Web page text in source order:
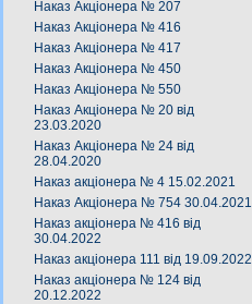
Наказ Акціонера № 207
Наказ Акціонера № 416
Наказ Акціонера № 417
Наказ Акціонера № 450
Наказ Акціонера № 550
Наказ Акціонера № 20 від
23.03.2020
Наказ Акціонера № 24 від
28.04.2020
Наказ акціонера № 4 15.02.2021
Наказ Акціонера № 754 30.04.2021
Наказ акціонера № 416 від
30.04.2022
Наказ акціонера 111 від 19.09.2022
Наказ акціонера № 124 від
20.12.2022